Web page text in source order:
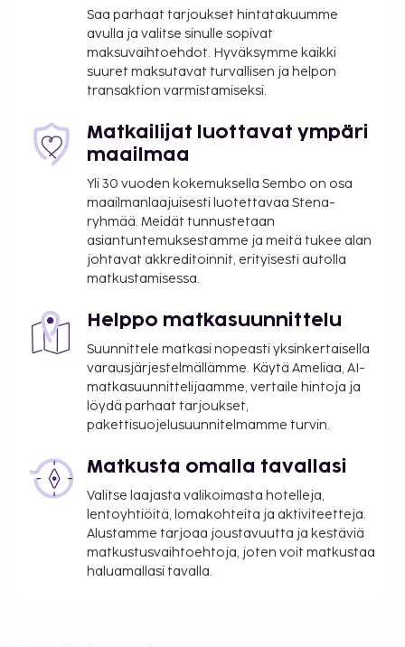
vastaanotto, kielitaitoinen henkilökunta ja
matkatavarasäilytys. Seuraavat palvelut ovat
saatavilla: ilmainen langaton internetyhteys ja
televisio yleisissä tiloissa. Lisämaksullinen
buffetaamiainen tarjoillaan arkipäivisin klo 6.30–
10.00 ja viikonloppuisin klo 6.30–11.00. Tämän
majoituspaikan virallisen tähtiluokituksen on
myöntänyt Ranskan turismin kehitysjärjestö ATOUT.
Majoituspaikka veloittaa seuraavat paikan päällä
suoritettavat maksut. Maksuihin saattaa sisältyä
sovellettavat verot:
Kaupungin perimä vero: 5.53 EUR per henkilö
per yö. Tätä veroa ei peritä alle 18 vuotta
vanhoilta lapsilta.
Tässä on mainittu kaikki majoituspaikan meille
ilmoittamat maksut.
Maksu buffetaamiaisesta: noin 13.90 EUR
aikuisille ja 6.95 EUR lapsille
Avustajaeläimistä ei veloiteta lisämaksuja
Yllä oleva luettelo ei ehkä kata kaikkea. Maksut ja
takuumaksut eivät välttämättä sisällä veroja, ja ne
saattavat muuttua.
Kansallisten määräysten vuoksi käteismaksut
Saa parhaat tarjoukset hintatakuumme
avulla ja valitse sinulle sopivat
maksuvaihtoehdot. Hyväksymme kaikki
suuret maksutavat turvallisen ja helpon
transaktion varmistamiseksi.
Matkailijat luottavat ympäri
maailmaa
Yli 30 vuoden kokemuksella Sembo on osa
maailmanlaajuisesti luotettavaa Stena-
ryhmää. Meidät tunnustetaan
asiantuntemuksestamme ja meitä tukee alan
johtavat akkreditoinnit, erityisesti autolla
matkustamisessa.
Helppo matkasuunnittelu
Suunnittele matkasi nopeasti yksinkertaisella
varausjärjestelmällämme. Käytä Ameliaa, AI-
matkasuunnittelijaamme, vertaile hintoja ja
löydä parhaat tarjoukset,
pakettisuojelusuunnitelmamme turvin.
Matkusta omalla tavallasi
Valitse laajasta valikoimasta hotelleja,
lentoyhtiöitä, lomakohteita ja aktiviteetteja.
Alustamme tarjoaa joustavuutta ja kestäviä
matkustusvaihtoehtoja, joten voit matkustaa
haluamallasi tavalla.